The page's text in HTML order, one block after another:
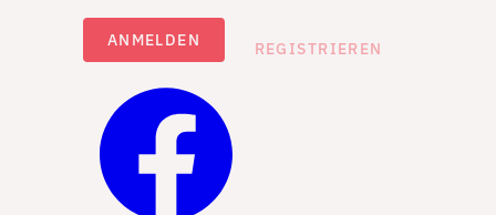
ANMELDEN REGISTRIEREN